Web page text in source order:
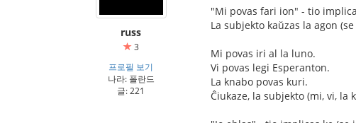
russ
3
프로필 보기
나라: 폴란드
글: 221
"Mi povas fari ion" - tio
La subjekto kaŭzas la agon
Mi povas iri al la luno.
Vi povas legi Esperanton.
La knabo povas kuri.
Ĉiukaze, la subjekto (mi, vi, la